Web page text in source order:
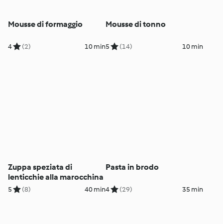
Mousse di formaggio
4 (2) 10 min
Mousse di tonno
5 (14) 10 min
Zuppa speziata di
lenticchie alla marocchina
5 (8) 40 min
Pasta in brodo
4 (29) 35 min